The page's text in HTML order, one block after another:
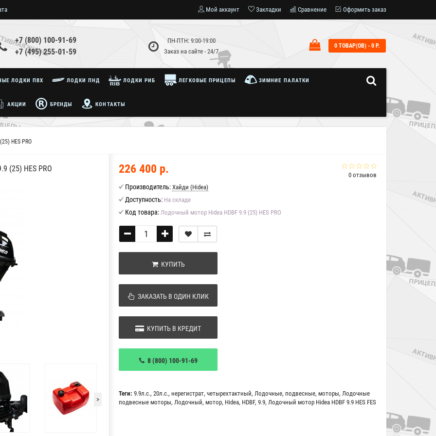
Мой аккаунт Закладки Сравнение Оформить заказ
+7 (800) 100-91-69
+7 (495) 255-01-59
ПН-ПТН: 9:00-19:00
Заказ на сайте - 24/7
0 ТОВАР(ОВ) - 0 Р.
ЛОДКИ ПВХ ЛОДКИ ПНД ЛОДКИ РИБ ЛЕГКОВЫЕ ПРИЦЕПЫ ЗИМНИЕ ПАЛАТКИ
АКЦИИ БРЕНДЫ КОНТАКТЫ
HES PRO
(25) HES PRO
>
0 отзывов
226 400 р.
Производитель: Хайди (Hidea)
Доступность: На складе
Код товара: Лодочный мотор Hidea HDBF 9.9 (25) HES PRO
КУПИТЬ
ЗАКАЗАТЬ В ОДИН КЛИК
КУПИТЬ В КРЕДИТ
8 (800) 100-91-69
Теги: 9.9л.с., 20л.с., нерегистрат, четырехтактный, Лодочные, подвесные, моторы, Лодочные
подвесные моторы, Лодочный, мотор, Hidea, HDBF, 9.9, Лодочный мотор Hidea HDBF 9.9 HES FES